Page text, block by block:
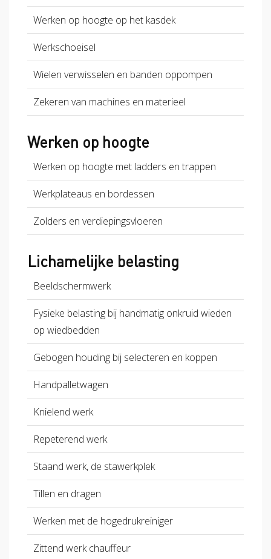
Werken op hoogte op het kasdek
Werkschoeisel
Wielen verwisselen en banden oppompen
Zekeren van machines en materieel
Werken op hoogte
Werken op hoogte met ladders en trappen
Werkplateaus en bordessen
Zolders en verdiepingsvloeren
Lichamelijke belasting
Beeldschermwerk
Fysieke belasting bij handmatig onkruid wieden
op wiedbedden
Gebogen houding bij selecteren en koppen
Handpalletwagen
Knielend werk
Repeterend werk
Staand werk, de stawerkplek
Tillen en dragen
Werken met de hogedrukreiniger
Zittend werk chauffeur